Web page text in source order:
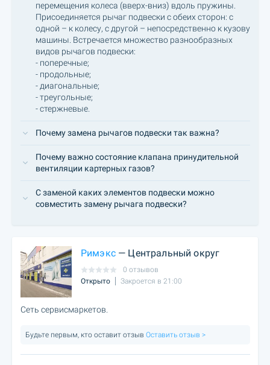
перемещения колеса (вверх-вниз) вдоль пружины.
Присоединяется рычаг подвески с обеих сторон: с
одной – к колесу, с другой – непосредственно к кузову
машины. Встречается множество разнообразных
видов рычагов подвески:
- поперечные;
- продольные;
- диагональные;
- треугольные;
- стержневые.
Почему замена рычагов подвески так важна?
Почему важно состояние клапана принудительной
вентиляции картерных газов?
С заменой каких элементов подвески можно
совместить замену рычага подвески?
Римэкс— Центральный округ
0 отзывов
Открыто
Закроется в 21:00
Сеть сервисмаркетов.
Будьте первым, кто оставит отзыв Оставить отзыв >